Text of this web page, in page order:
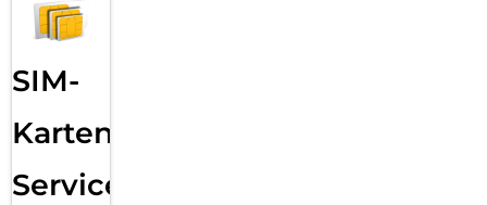
SIM-
Karten
Service: